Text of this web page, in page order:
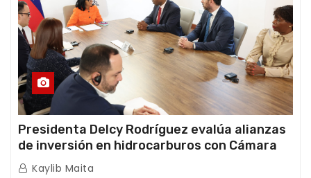
Presidenta Delcy Rodríguez evalúa alianzas
de inversión en hidrocarburos con Cámara
Africana de Energía
Kaylib Maita